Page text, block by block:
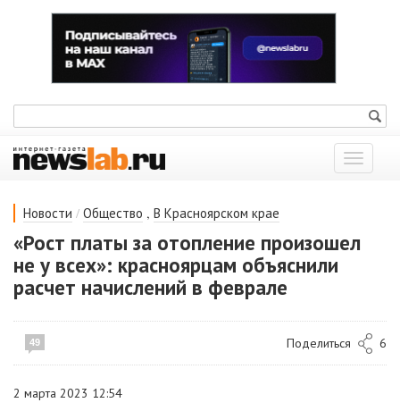
Показать
меню
Новости / Общество , В Красноярском крае
«Рост платы за отопление произошел
не у всех»: красноярцам объяснили
расчет начислений в феврале
49 Поделиться 6
2 марта 2023 12:54